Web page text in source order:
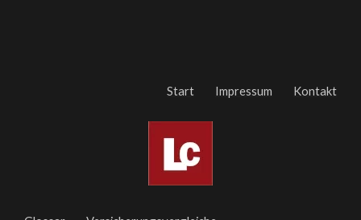
Start Impressum Kontakt